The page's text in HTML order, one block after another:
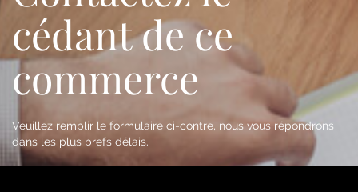
cédant de ce
commerce
Veuillez remplir le formulaire ci-contre, nous vous répondrons
dans les plus brefs délais.